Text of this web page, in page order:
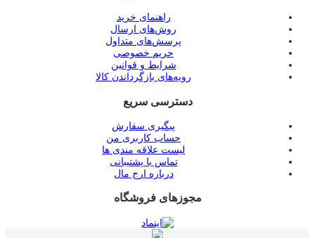
راهنمای خرید
روش‌های ارسال
پرسش‌های متداول
حریم خصوصی
شرایط و قوانین
رویه‌های بازگرداندن کالا
دسترسی سریع
پیگیری سفارش
حساب کاربری من
لیست علاقه مندی ها
تماس با پشتیبانی
درباره ارج مال
مجوزهای فروشگاه